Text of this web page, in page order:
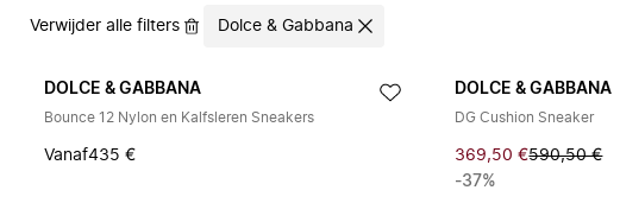
Verwijder alle filters Dolce & Gabbana
DOLCE & GABBANA
Bounce 12 Nylon en Kalfsleren Sneakers
Vanaf435 €
DOLCE & GABBANA
DG Cushion Sneaker
369,50 €590,50 €
-37%